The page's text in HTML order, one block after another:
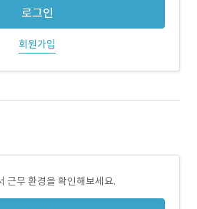
로그인
회원가입
근무 환경을 확인해보세요.